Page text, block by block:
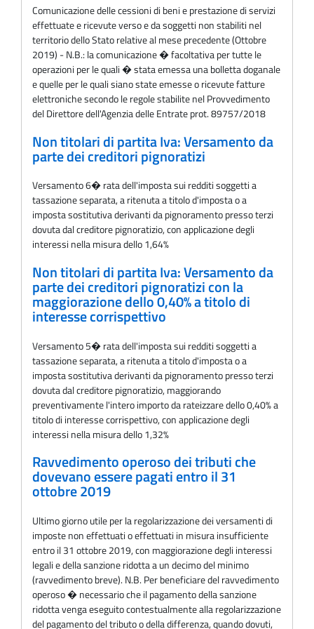
Comunicazione delle cessioni di beni e prestazione di servizi
effettuate e ricevute verso e da soggetti non stabiliti nel
territorio dello Stato relative al mese precedente (Ottobre
2019) - N.B.: la comunicazione � facoltativa per tutte le
operazioni per le quali � stata emessa una bolletta doganale
e quelle per le quali siano state emesse o ricevute fatture
elettroniche secondo le regole stabilite nel Provvedimento
del Direttore dell'Agenzia delle Entrate prot. 89757/2018
Non titolari di partita Iva: Versamento da
parte dei creditori pignoratizi
Versamento 6� rata dell'imposta sui redditi soggetti a
tassazione separata, a ritenuta a titolo d'imposta o a
imposta sostitutiva derivanti da pignoramento presso terzi
dovuta dal creditore pignoratizio, con applicazione degli
interessi nella misura dello 1,64%
Non titolari di partita Iva: Versamento da
parte dei creditori pignoratizi con la
maggiorazione dello 0,40% a titolo di
interesse corrispettivo
Versamento 5� rata dell'imposta sui redditi soggetti a
tassazione separata, a ritenuta a titolo d'imposta o a
imposta sostitutiva derivanti da pignoramento presso terzi
dovuta dal creditore pignoratizio, maggiorando
preventivamente l'intero importo da rateizzare dello 0,40% a
titolo di interesse corrispettivo, con applicazione degli
interessi nella misura dello 1,32%
Ravvedimento operoso dei tributi che
dovevano essere pagati entro il 31
ottobre 2019
Ultimo giorno utile per la regolarizzazione dei versamenti di
imposte non effettuati o effettuati in misura insufficiente
entro il 31 ottobre 2019, con maggiorazione degli interessi
legali e della sanzione ridotta a un decimo del minimo
(ravvedimento breve). N.B. Per beneficiare del ravvedimento
operoso � necessario che il pagamento della sanzione
ridotta venga eseguito contestualmente alla regolarizzazione
del pagamento del tributo o della differenza, quando dovuti,